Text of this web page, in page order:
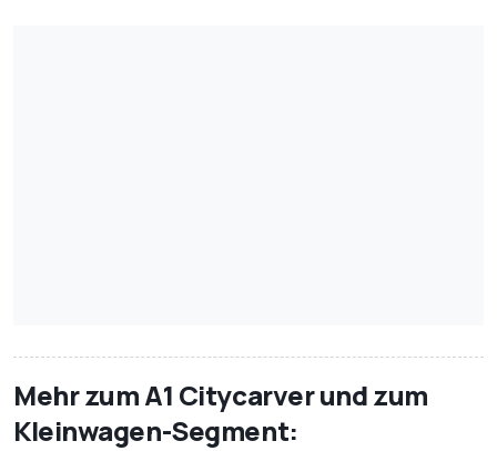
Mehr zum A1 Citycarver und zum
Kleinwagen-Segment: